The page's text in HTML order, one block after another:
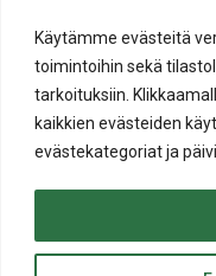
Käytämme evästeitä
toimintoihin sekä
tarkoituksiin.
kaikkien evästeiden
evästekategoriat ja